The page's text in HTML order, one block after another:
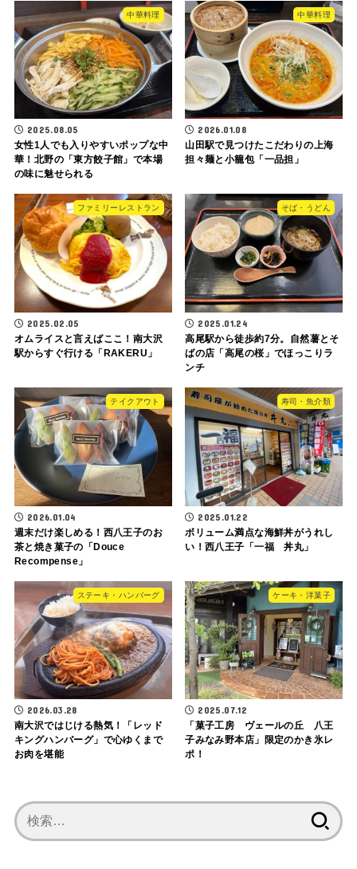
中華料理
2025.08.05
女性1人でも入りやすいポップな中
華！北野の「東方餃子館」で本場
の味に魅せられる
中華料理
2026.01.08
山田駅で見つけたこだわりの上海
担々麺と小籠包「一品担」
ファミリーレストラン
2025.02.05
オムライスと言えばここ！南大沢
駅からすぐ行ける「RAKERU」
そば・うどん
2025.01.24
高尾駅から徒歩約7分。自然薯とそ
ばの店「高尾の桜」でほっこりラ
ンチ
テイクアウト
2026.01.04
週末だけ楽しめる！西八王子のお
茶と焼き菓子の「Douce
Recompense」
寿司・魚介類
2025.01.22
ボリューム満点な海鮮丼がうれし
い！西八王子「一福 丼丸」
ステーキ・ハンバーグ
2026.03.28
南大沢ではじける熱気！「レッド
キングハンバーグ」で心ゆくまで
お肉を堪能
ケーキ・洋菓子
2025.07.12
「菓子工房 ヴェールの丘 八王
子みなみ野本店」限定のかき氷レ
ポ！
索: